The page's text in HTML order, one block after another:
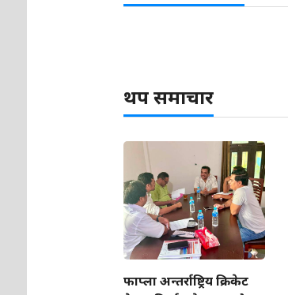
थप समाचार
फाप्ला अन्तर्राष्ट्रिय क्रिकेट